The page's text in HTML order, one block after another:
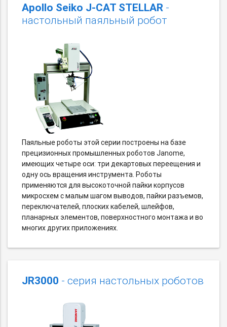
Apollo Seiko J-CAT STELLAR -
настольный паяльный робот
Паяльные роботы этой серии построены на базе
прецизионных промышленных роботов Janome,
имеющих четыре оси: три декартовых переещения и
одну ось вращения инструмента. Роботы
применяются для высокоточной пайки корпусов
микросхем с малым шагом выводов, пайки разъемов,
переключателей, плоских кабелей, шлейфов,
планарных элементов, поверхностного монтажа и во
многих других приложениях.
JR3000 - серия настольных роботов